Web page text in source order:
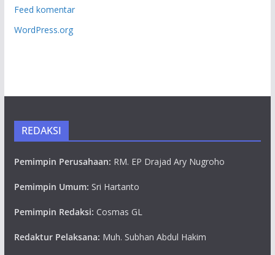
Feed komentar
WordPress.org
REDAKSI
Pemimpin Perusahaan: RM. EP Drajad Ary Nugroho
Pemimpin Umum: Sri Hartanto
Pemimpin Redaksi: Cosmas GL
Redaktur Pelaksana: Muh. Subhan Abdul Hakim